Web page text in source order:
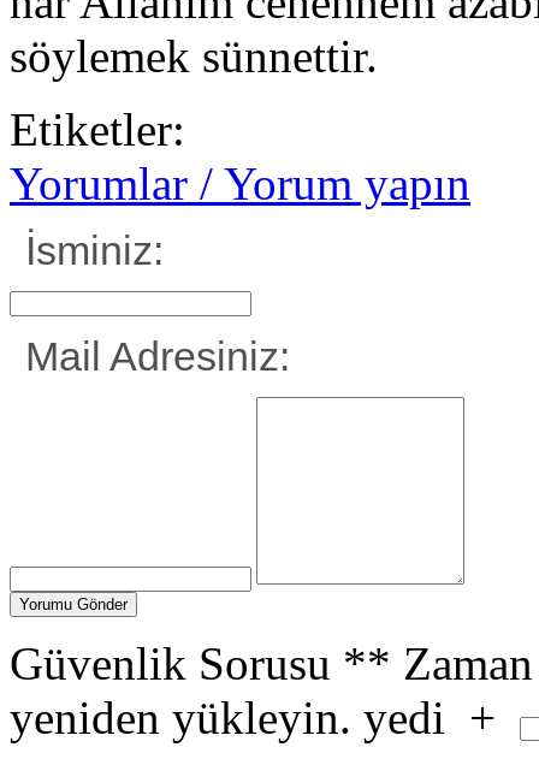
söylemek sünnettir.
Etiketler:
Yorumlar / Yorum yapın
İsminiz:
Mail Adresiniz:
Güvenlik Sorusu **
yeniden yükleyin. yedi +